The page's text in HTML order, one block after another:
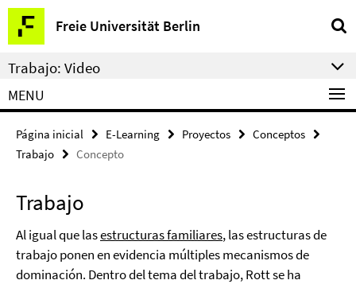
Springe
direkt
zu
Inhalt
Freie Universität Berlin
Herramientas
de
navegación
Trabajo: Video
MENU
Página inicial E-Learning Proyectos
Conceptos
Trabajo
Concepto
Trabajo
Al igual que lasestructuras familiares, las estructuras de
trabajo ponen en evidencia múltiples mecanismos de
dominación. Dentro del tema del trabajo, Rott se ha